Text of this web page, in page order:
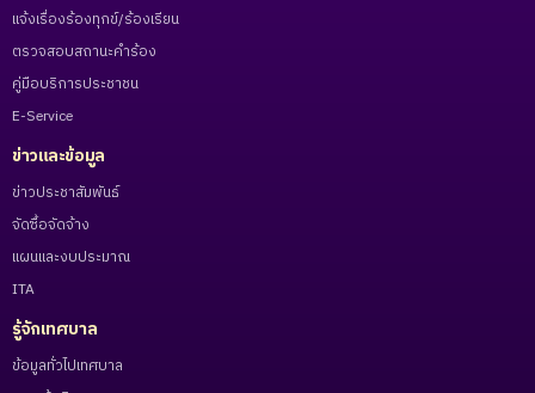
แจ้งเรื่องร้องทุกข์/ร้องเรียน
ตรวจสอบสถานะคำร้อง
คู่มือบริการประชาชน
E-Service
ข่าวและข้อมูล
ข่าวประชาสัมพันธ์
จัดซื้อจัดจ้าง
แผนและงบประมาณ
ITA
รู้จักเทศบาล
ข้อมูลทั่วไปเทศบาล